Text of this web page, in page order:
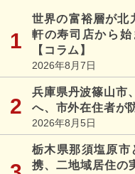
世界の富裕層が北
軒の寿司店から
【コラム】
2026年8月7日
兵庫県丹波篠山市
へ、市外在住者が
2026年8月5日
栃木県那須塩原
携、二地域居住の